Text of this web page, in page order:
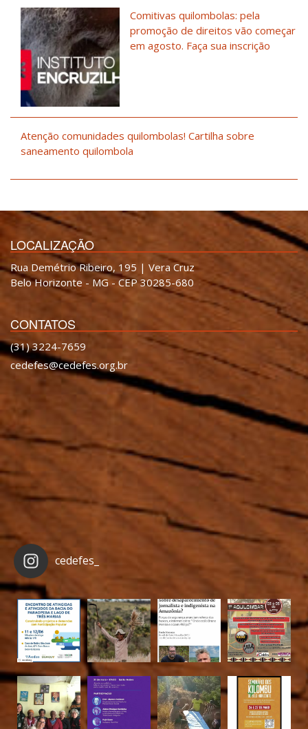
Comitivas quilombolas: pela
promoção de direitos vão começar
em agosto. Faça sua inscrição
Atenção comunidades quilombolas! Cartilha sobre
saneamento quilombola
LOCALIZAÇÃO
Rua Demétrio Ribeiro, 195 | Vera Cruz
Belo Horizonte - MG - CEP 30285-680
CONTATOS
(31) 3224-7659
cedefes@cedefes.org.br
cedefes_